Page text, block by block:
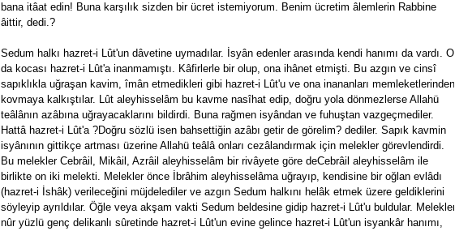
bana itâat edin! Buna karşılık sizden bir ücret istemiyorum. Benim ücretim âlemlerin Rabbine
âittir, dedi.?
Sedum halkı hazret-i Lût'un dâvetine uymadılar. İsyân edenler arasında kendi hanımı da vardı. O
da kocası hazret-i Lût'a inanmamıştı. Kâfirlerle bir olup, ona ihânet etmişti. Bu azgın ve cinsî
sapıklıkla uğraşan kavim, îmân etmedikleri gibi hazret-i Lût'u ve ona inananları memleketlerinden
kovmaya kalkıştılar. Lût aleyhisselâm bu kavme nasîhat edip, doğru yola dönmezlerse Allahü
teâlânın azâbına uğrayacaklarını bildirdi. Buna rağmen isyândan ve fuhuştan vazgeçmediler.
Hattâ hazret-i Lût'a ?Doğru sözlü isen bahsettiğin azâbı getir de görelim? dediler. Sapık kavmin
isyânının gittikçe artması üzerine Allahü teâlâ onları cezâlandırmak için melekler görevlendirdi.
Bu melekler Cebrâil, Mikâil, Azrâil aleyhisselâm bir rivâyete göre deCebrâil aleyhisselâm ile
birlikte on iki melekti. Melekler önce İbrâhim aleyhisselâma uğrayıp, kendisine bir oğlan evlâdı
(hazret-i İshâk) verileceğini müjdelediler ve azgın Sedum halkını helâk etmek üzere geldiklerini
söyleyip ayrıldılar. Öğle veya akşam vakti Sedum beldesine gidip hazret-i Lût'u buldular. Melekler
nûr yüzlü genç delikanlı sûretinde hazret-i Lût'un evine gelince hazret-i Lût'un isyankâr hanımı,